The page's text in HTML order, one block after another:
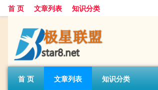
首 页 文章列表 知识分类
首 页 文章列表 知识分类